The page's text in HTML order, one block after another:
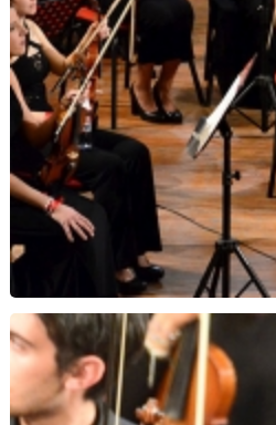
Note di Speranza...Notte
Il